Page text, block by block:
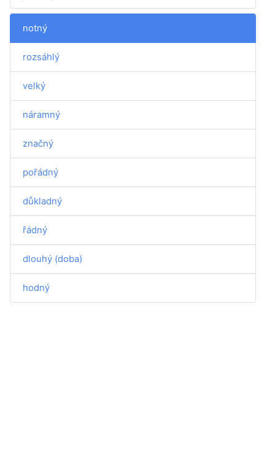
notný
rozsáhlý
velký
náramný
značný
pořádný
důkladný
řádný
dlouhý (doba)
hodný